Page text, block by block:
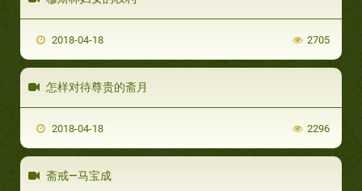
2018-04-18 2705
怎样对待尊贵的斋月
2018-04-18 2296
斋戒—马宝成